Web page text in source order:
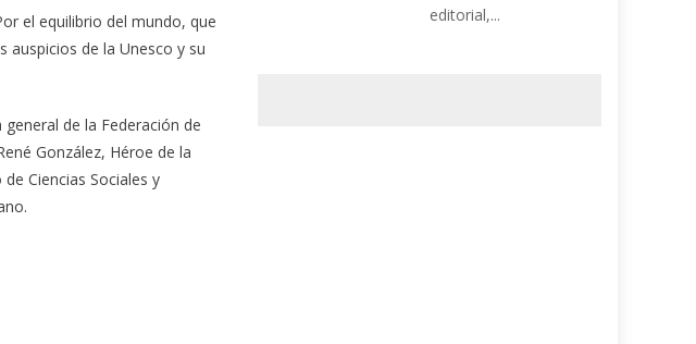
el equilibrio del mundo, que
auspicios de la Unesco y su
de la Federación de
González, Héroe de la
Ciencias Sociales y
editorial,...